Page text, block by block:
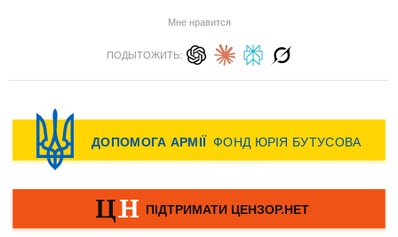
Мне нравится
ПОДЫТОЖИТЬ: